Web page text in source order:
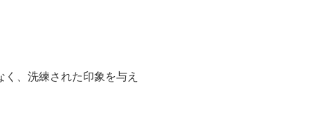
、洗練された印象を与え